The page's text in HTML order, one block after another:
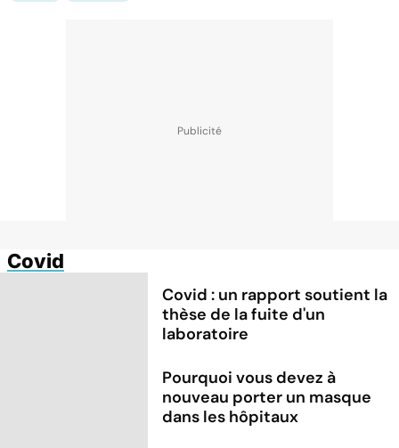
Covid
Covid : un rapport soutient la
thèse de la fuite d'un
laboratoire
Pourquoi vous devez à
nouveau porter un masque
dans les hôpitaux